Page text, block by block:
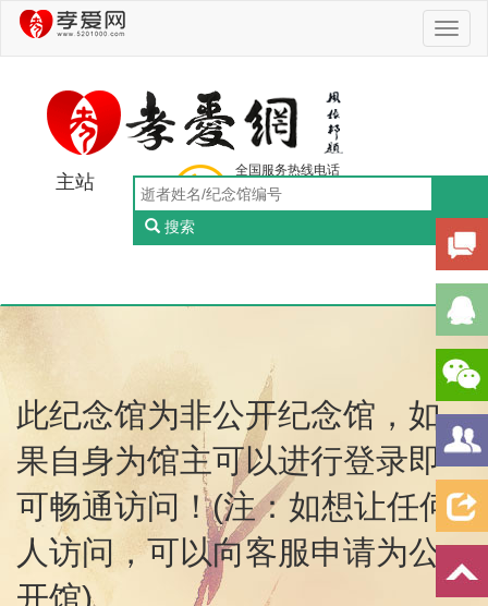
主站
搜索
全国服务热线电话
0756-5505888
工作日：9:00-18:00（周一至周五）
此纪念馆为非公开纪念馆，如
果自身为馆主可以进行登录即
可畅通访问！(注：如想让任何
人访问，可以向客服申请为公
开馆)